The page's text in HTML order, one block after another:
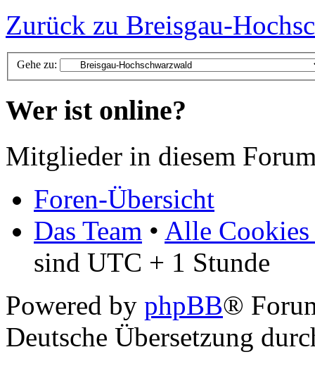
Zurück zu Breisgau-
Gehe zu:
Wer ist online?
Mitglieder in diesem
Foren-Übersicht
Das Team • Alle Cookies
sind UTC + 1 Stunde
Powered by phpBB®
Deutsche Übersetzung